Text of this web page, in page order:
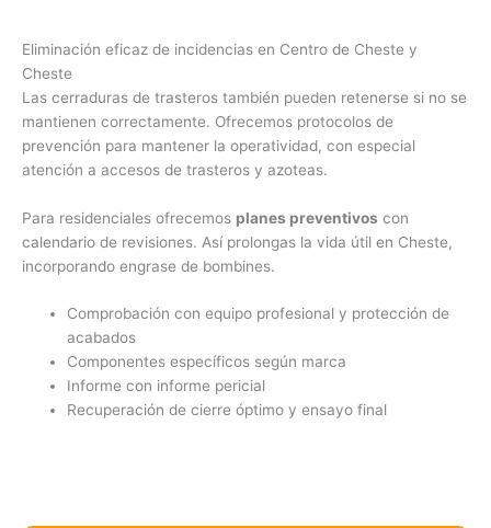
Eliminación eficaz de incidencias en Centro de Cheste y
Cheste
Las cerraduras de trasteros también pueden retenerse si no se
mantienen correctamente. Ofrecemos protocolos de
prevención para mantener la operatividad, con especial
atención a accesos de trasteros y azoteas.
Para residenciales ofrecemos planes preventivos con
calendario de revisiones. Así prolongas la vida útil en Cheste,
incorporando engrase de bombines.
Comprobación con equipo profesional y protección de
acabados
Componentes específicos según marca
Informe con informe pericial
Recuperación de cierre óptimo y ensayo final